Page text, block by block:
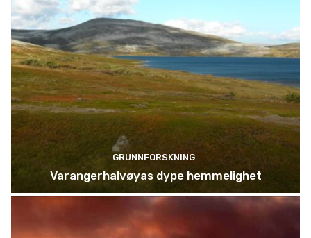
GRUNNFORSKNING
Varangerhalvøyas dype hemmelighet